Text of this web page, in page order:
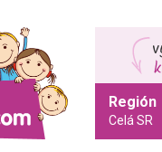
Región
Celá SR